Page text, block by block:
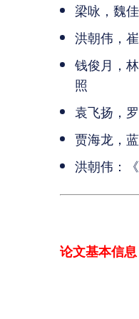
梁咏，魏
洪朝伟，
钱俊月，
照
袁飞扬，
贾海龙，
洪朝伟：
论文基本信息